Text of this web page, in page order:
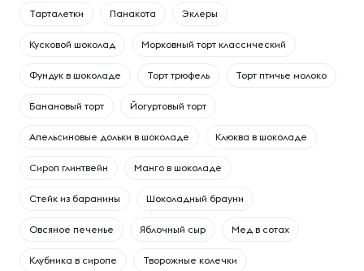
Тарталетки Панакота Эклеры
Кусковой шоколад Морковный торт классический
Фундук в шоколаде Торт трюфель Торт птичье молоко
Банановый торт Йогуртовый торт
Апельсиновые дольки в шоколаде Клюква в шоколаде
Сироп глинтвейн Манго в шоколаде
Cтейк из баранины Шоколадный брауни
Овсяное печенье Яблочный сыр Мед в сотах
Клубника в сиропе Творожные колечки